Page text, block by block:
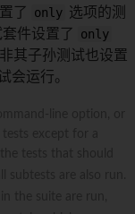
了
only 选项的测
件设置了
only
其子孙测试也设置
会运行。